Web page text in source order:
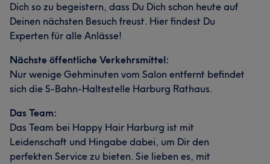
Kompetent 21 Talentiert 17 Professionell
Freundlich
Was unsere Kunden über Manu sagen
Erfahren 7
Was unsere Kunden über Seel sagen
Professionell 9 Sympathisch 5
Dich so zu begeistern, dass Du Dich schon heute auf
Deinen nächsten Besuch freust. Hier findest Du
Experten für alle Anlässe!
Nächste öffentliche Verkehrsmittel:
Nur wenige Gehminuten vom Salon entfernt befindet
sich die S-Bahn-Haltestelle Harburg Rathaus.
Das Team:
Das Team bei Happy Hair Harburg ist mit
Leidenschaft und Hingabe dabei, um Dir den
perfekten Service zu bieten. Sie lieben es, mit